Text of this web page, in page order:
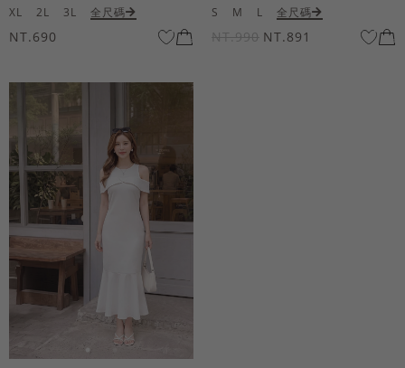
XL 2L 3L 全尺碼
NT.690
S M L 全尺碼
NT.990 NT.891